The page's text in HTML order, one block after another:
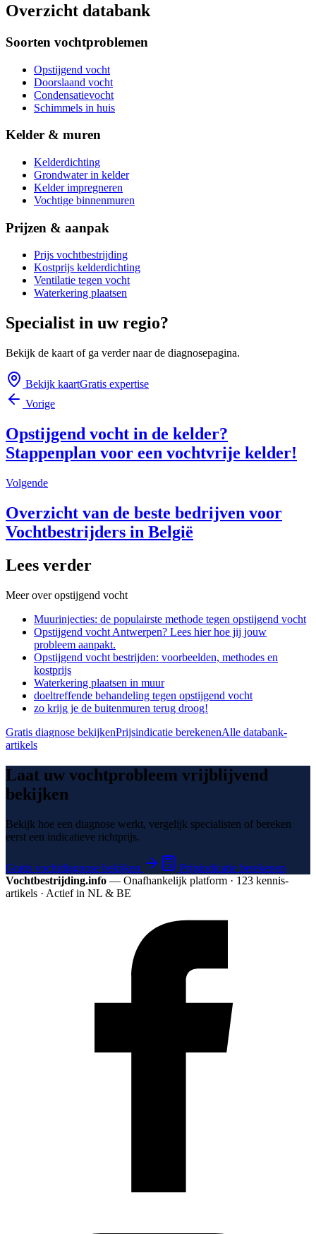
Overzicht databank
Soorten vochtproblemen
Opstijgend vocht
Doorslaand vocht
Condensatievocht
Schimmels in huis
Kelder & muren
Kelderdichting
Grondwater in kelder
Kelder impregneren
Vochtige binnenmuren
Prijzen & aanpak
Prijs vochtbestrijding
Kostprijs kelderdichting
Ventilatie tegen vocht
Waterkering plaatsen
Specialist in uw regio?
Bekijk de kaart of ga verder naar de diagnosepagina.
Bekijk kaartGratis expertise
Vorige
Opstijgend vocht in de kelder?
Stappenplan voor een vochtvrije kelder!
Volgende
Overzicht van de beste bedrijven voor
Vochtbestrijders in België
Lees verder
Meer overopstijgend vocht
Muurinjecties: de populairste methode tegen opstijgend vocht
Opstijgend vocht Antwerpen? Lees hier hoe jij jouw
probleem aanpakt.
Opstijgend vocht bestrijden: voorbeelden, methodes en
kostprijs
Waterkering plaatsen in muur
doeltreffende behandeling tegen opstijgend vocht
zo krijg je de buitenmuren terug droog!
Gratis diagnose bekijkenPrijsindicatie berekenenAlle databank-
artikels
Laat uw vochtprobleem vrijblijvend
bekijken
Bekijk hoe een diagnose werkt, vergelijk specialisten of bereken
eerst een indicatieve richtprijs.
Gratis vochtdiagnose bekijken
Prijsindicatie berekenen
Vochtbestrijding.info — Onafhankelijk platform · 123 kennis­
artikels · Actief in NL & BE